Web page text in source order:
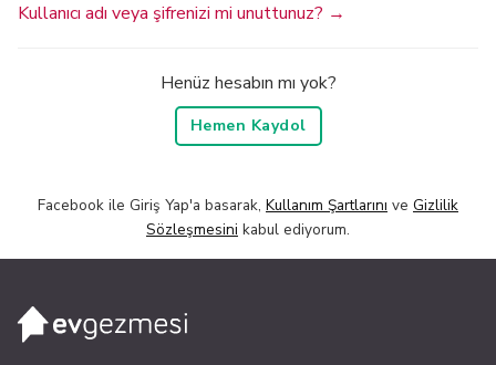
Kullanıcı adı veya şifrenizi mi unuttunuz? →
Henüz hesabın mı yok?
Hemen Kaydol
Facebook ile Giriş Yap'a basarak, Kullanım Şartlarını ve Gizlilik
Sözleşmesini kabul ediyorum.